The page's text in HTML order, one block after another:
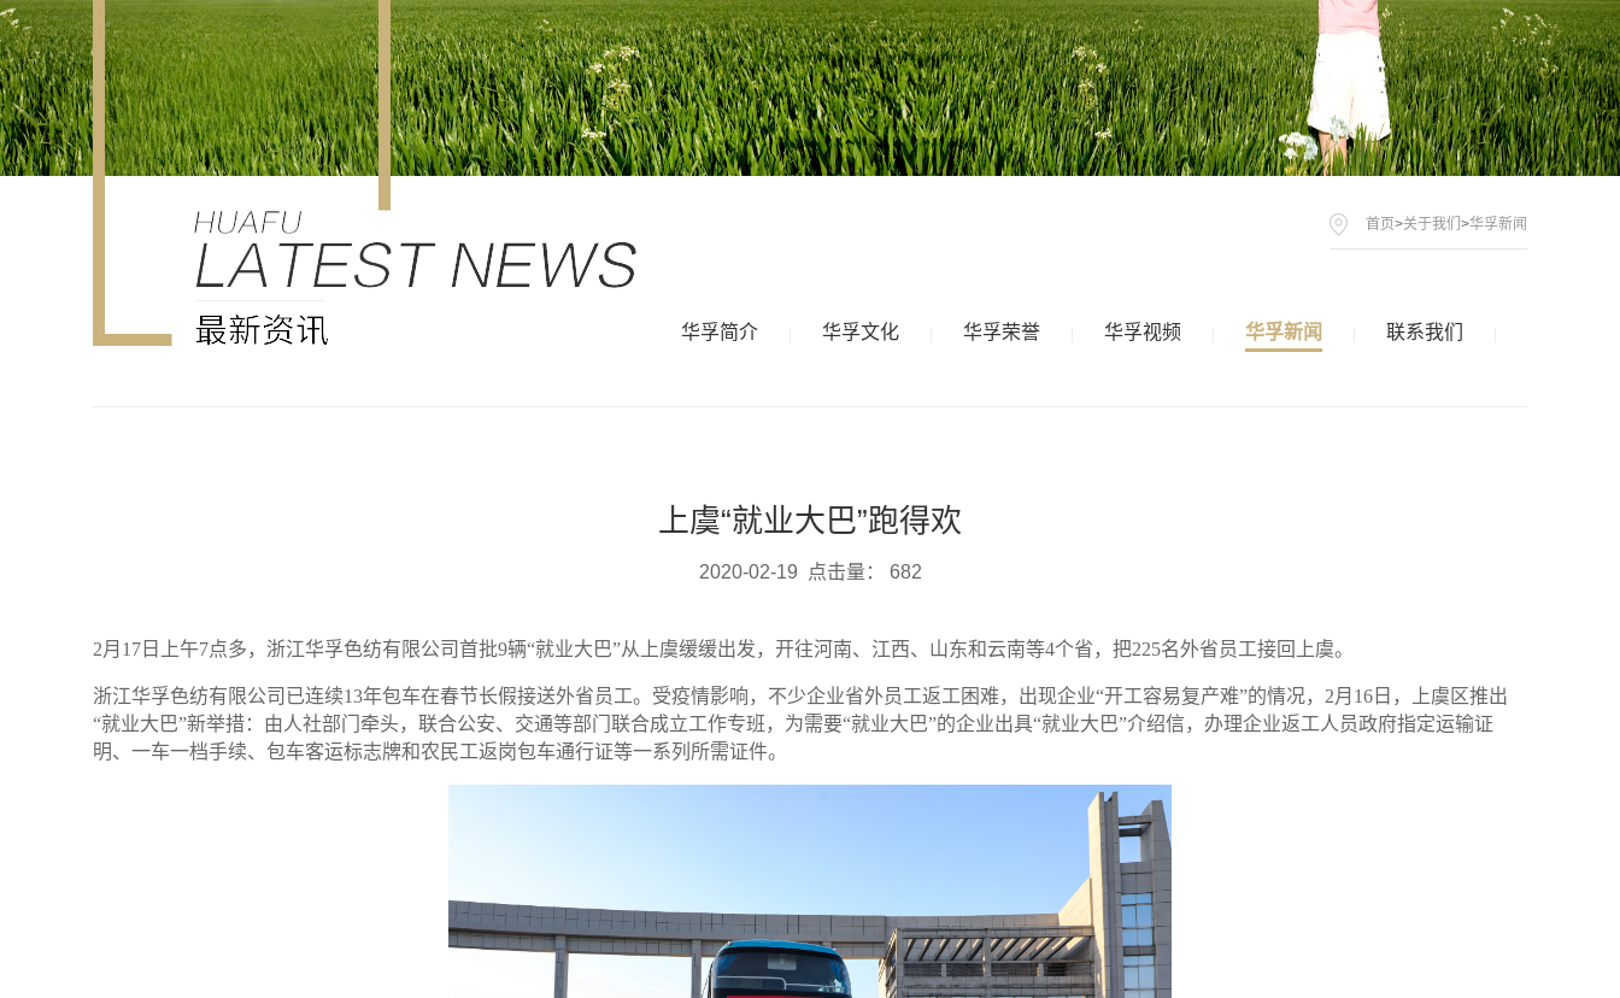
首页>关于我们 >华孚新闻
联系我们
华孚新闻
华孚视频
华孚荣誉
华孚文化
华孚简介
上虞“就业大巴”跑得欢
2020-02-19 点击量： 682
2月 17 日上午7点多，浙江华孚色纺有限公司首批9辆“就业大巴”从上虞缓缓出发，开往河南、江西、山东和云南等4个省，把225名外省员工接回上虞。
浙江华孚色纺有限公司已连续13年包车在春节长假接送外省员工。受疫情影响， 不少企业省外员工返工困难，出现企业“开工容易复产难”的情况， 2月 16 日，上虞区推出
“就业大巴”新举措：由人社部门牵头，联合公安、交通等部门联合成立工作专班，为需要“就业大巴”的企业出具“就业大巴”介绍信，办理企业返工人员政府指定运输证
明、一车一档手续、包车客运标志牌和农民工返岗包车通行证等一系列所需证件。